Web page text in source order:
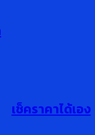
เช็คราคาได้เอง